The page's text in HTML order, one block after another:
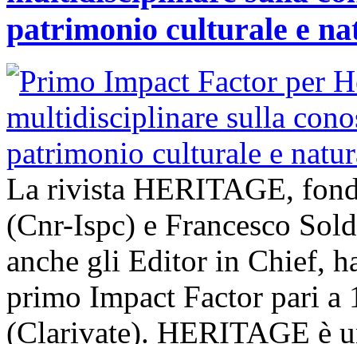
patrimonio culturale e
La rivista HERITAGE,
(Cnr-Ispc) e Francesco
anche gli Editor in Chief,
primo Impact Factor pari a
(Clarivate). HERITAGE è